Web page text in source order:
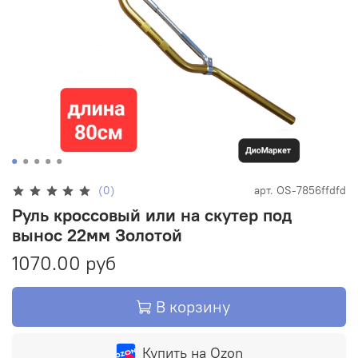
(0) арт. OS-7856ffdfd
Руль кроссовый или на скутер под
вынос 22мм Золотой
1070.00 руб
В корзину
Купить на Ozon